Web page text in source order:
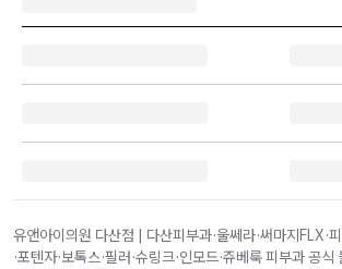
유앤아이의원 다산점 | 다산피부과·울쎄라·써마지FLX·
·포텐자·보톡스·필러·슈링크·인모드·쥬베룩 피부과 공식